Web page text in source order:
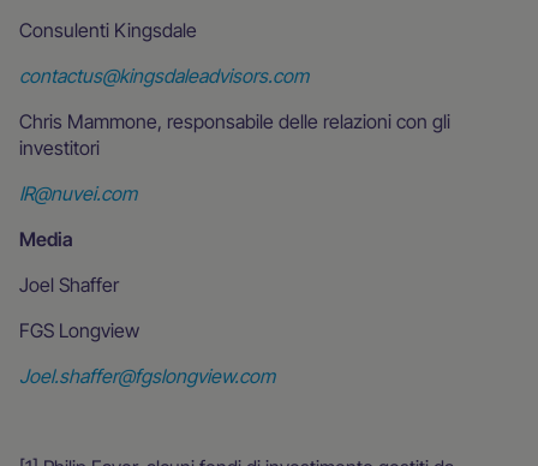
Consulenti Kingsdale
contactus@kingsdaleadvisors.com
Chris Mammone, responsabile delle relazioni con gli
investitori
IR@nuvei.com
Media
Joel Shaffer
FGS Longview
Joel.shaffer@fgslongview.com